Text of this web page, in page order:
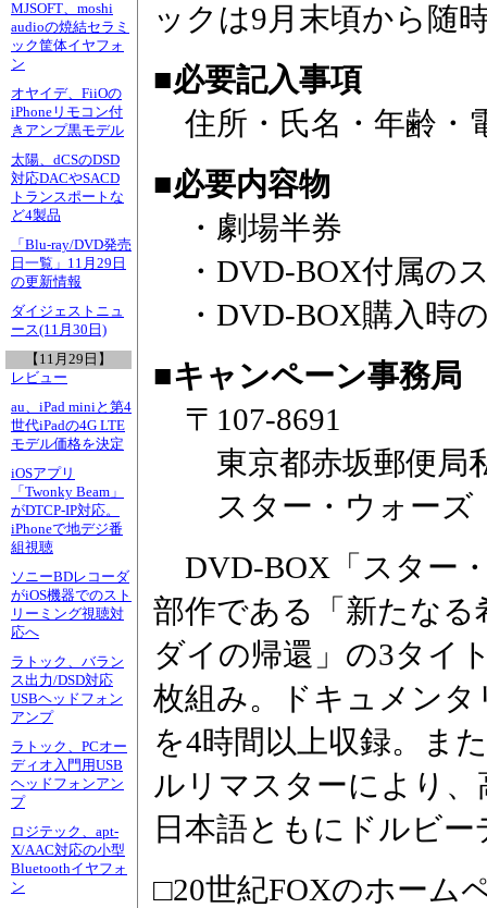
MJSOFT、moshi
audioの焼結セラミ
ック筐体イヤフォ
ン
オヤイデ、FiiOの
iPhoneリモコン付
きアンプ黒モデル
太陽、dCSのDSD
対応DACやSACD
トランスポートな
ど4製品
「Blu-ray/DVD発売
日一覧」11月29日
の更新情報
ダイジェストニュ
ース(11月30日)
【11月29日】
レビュー
au、iPad miniと第4
世代iPadの4G LTE
モデル価格を決定
iOSアプリ
「Twonky Beam」
がDTCP-IP対応。
iPhoneで地デジ番
組視聴
ソニーBDレコーダ
がiOS機器でのスト
リーミング視聴対
応へ
ラトック、バラン
ス出力/DSD対応
USBヘッドフォン
アンプ
ラトック、PCオー
ディオ入門用USB
ヘッドフォンアン
プ
ロジテック、apt-
X/AAC対応の小型
Bluetoothイヤフォ
ン
ックは9月末頃から随
■必要記入事項
住所・氏名・年齢・
■必要内容物
・劇場半券
・DVD-BOX付属の
・DVD-BOX購入時
■キャンペーン事務局
〒107-8691
東京都赤坂郵便局
スター・ウォーズ
DVD-BOX「スター
部作である「新たなる
ダイの帰還」の3タイ
枚組み。ドキュメン
を4時間以上収録。ま
ルリマスターにより
日本語ともにドルビ
□20世紀FOXのホーム